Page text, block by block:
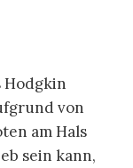
Hodgkin
von
am Hals
sein kann,